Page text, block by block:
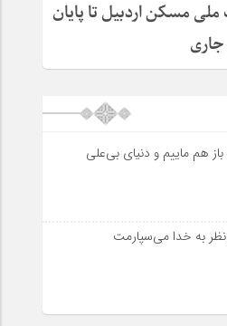
مسکن اردبیل تا پایان
هم ماییم و دنیای بی‌علی
به خدا می‌سپارمت